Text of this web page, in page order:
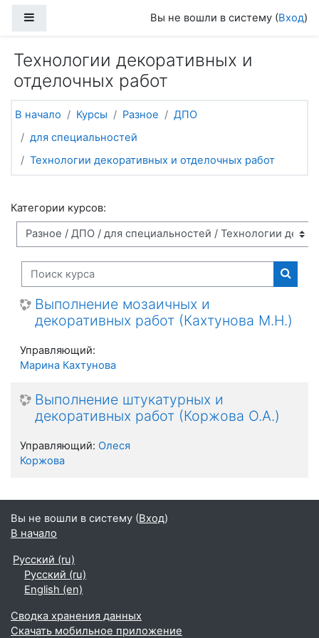
Вы не вошли в систему (Вход)
Технологии декоративных и
отделочных работ
В начало Курсы Разное
ДПО
для специальностей
Технологии декоративных и отделочных работ
Категории курсов:
Поиск курса
Поиск
Выполнение мозаичных и
декоративных работ (Кахтунова М.Н.)
Управляющий:
Марина Кахтунова
Выполнение штукатурных и
декоративных работ (Коржова О.А.)
Управляющий: Олеся
Коржова
Вы не вошли в систему (Вход)
В начало
Русский ‎(ru)‎
Русский ‎(ru)‎
English ‎(en)‎
Сводка хранения данных
Скачать мобильное приложение